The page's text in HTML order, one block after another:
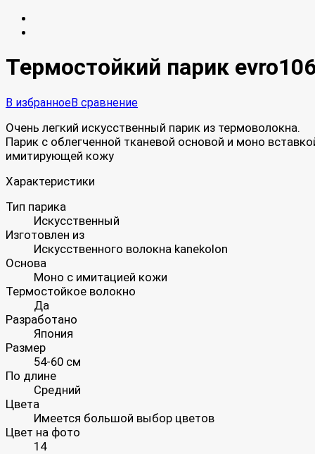
Термостойкий парик
В избранноеВ сравнение
Очень легкий искусственный парик из термоволокна.
Парик с облегченной тканевой основой и моно
имитирующей кожу
Характеристики
Тип парика
Искусственный
Изготовлен из
Искусственного волокна kanekolon
Основа
Моно с имитацией кожи
Термостойкое волокно
Да
Разработано
Япония
Размер
54-60 см
По длине
Средний
Цвета
Имеется большой выбор цветов
Цвет на фото
14